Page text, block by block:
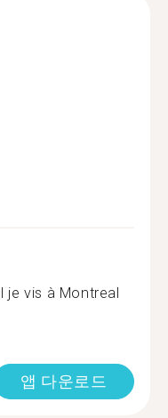
je vis à Montreal
앱 다운로드